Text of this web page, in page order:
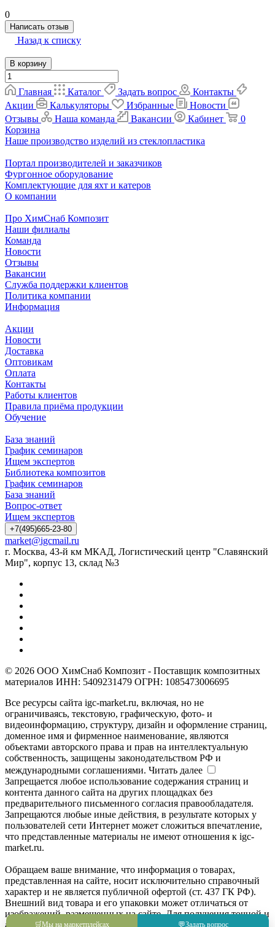
0
Написать отзыв
Назад к списку
🛒Мы на маркетплейсах 💬Задать вопрос
В корзину
Главная Каталог Задать вопрос
Контакты
Акции
Калькуляторы Избранные
Новости
Отзывы
Наша команда Вакансии Кабинет
0
Корзина
Наше производство изделий из стеклопластика
Портал производителей и заказчиков
Фургонное оборудование
Комплектующие для яхт и катеров
О компании
Про ХимСнаб Композит
Наши филиалы
Команда
Новости
Отзывы
Вакансии
Служба поддержки клиентов
Политика компании
Информация
Акции
Новости
Доставка
Оптовикам
Оплата
Контакты
Работы клиентов
Правила приёма продукции
Обучение
База знаний
График семинаров
Ищем экспертов
Библиотека композитов
График семинаров
База знаний
Вопрос-ответ
Ищем экспертов
+7(495)665-23-80
market@igcmail.ru
г. Москва, 43-й км МКАД, Логистический центр "Славянский
Мир", корпус 13, склад №3
© 2026 ООО ХимСнаб Композит - Поставщик композитных
материалов ИНН: 5409231479 ОГРН: 1085473006695
Все ресурсы сайта igc-market.ru, включая, но не
ограничиваясь, текстовую, графическую, фото- и
видеоинформацию, структуру, дизайн и оформление страниц,
доменное имя и фирменное наименование, являются
объектами авторского права и прав на интеллектуальную
собственность, защищены законодательством РФ и
международными соглашениями. Читать далее
Запрещается любое использование содержания страниц и
контента данного сайта на других площадках без
предварительного письменного согласия правообладателя.
Запрещаются любые иные действия, в результате которых у
пользователей сети Интернет может сложиться впечатление,
что представленные материалы не имеют отношения к igc-
market.ru.
Обращаем ваше внимание, что информация о товарах,
представленная на сайте, носит исключительно справочный
характер и не является публичной офертой (ст. 437 ГК РФ).
Внешний вид товара и его упаковки может отличаться от
изображений, размещенных на сайте. Для получения точной и
актуальной информации о товаре, его характеристиках и